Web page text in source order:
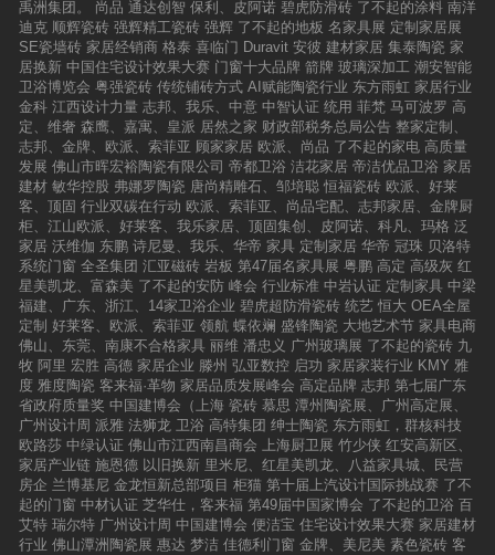
禹洲集团。
尚品 通达创智 保利、皮阿诺 碧虎防滑砖 了不起的涂料 南洋
迪克 顺辉瓷砖 强辉精工瓷砖 强辉 了不起的地板 名家具展 定制家居展
SE瓷墙砖 家居经销商 格泰 喜临门 Duravit 安彼 建材家居 集泰陶瓷 家
居换新 中国住宅设计效果大赛 门窗十大品牌 箭牌 玻璃深加工 潮安智能
卫浴博览会 粤强瓷砖 传统铺砖方式 AI赋能陶瓷行业 东方雨虹 家居行业
金科 江西设计力量 志邦、我乐、中意 中智认证 统用 菲梵 马可波罗 高
定、维奢 森鹰、嘉寓、皇派 居然之家 财政部税务总局公告 整家定制、
志邦、金牌、欧派、索菲亚 顾家家居 欧派、尚品 了不起的家电 高质量
发展 佛山市晖宏裕陶瓷有限公司 帝都卫浴 洁花家居 帝洁优品卫浴 家居
建材 敏华控股 弗娜罗陶瓷 唐尚精雕石、邹培聪 恒福瓷砖 欧派、好莱
客、顶固 行业双碳在行动 欧派、索菲亚、尚品宅配、志邦家居、金牌厨
柜、江山欧派、好莱客、我乐家居、顶固集创、皮阿诺、科凡、玛格 泛
家居 沃维伽 东鹏 诗尼曼、我乐、华帝 家具 定制家居 华帝 冠珠 贝洛特
系统门窗 全圣集团 汇亚磁砖 岩板 第47届名家具展 粤鹏 高定 高级灰 红
星美凯龙、富森美 了不起的安防 峰会 行业标准 中岩认证 定制家具 中梁
福建、广东、浙江、14家卫浴企业 碧虎超防滑瓷砖 统艺 恒大 OEA全屋
定制 好莱客、欧派、索菲亚 领航 蝶依斓 盛锋陶瓷 大地艺术节 家具电商
佛山、东莞、南康不合格家具 丽维 潘忠义 广州玻璃展 了不起的瓷砖 九
牧 阿里 宏胜 高德 家居企业 滕州 弘亚数控 启功 家居家装行业 KMY 雅
度 雅度陶瓷 客来福·革物 家居品质发展峰会 高定品牌 志邦 第七届广东
省政府质量奖 中国建博会（上海 瓷砖 慕思 潭州陶瓷展、广州高定展、
广州设计周 派雅 法狮龙 卫浴 高特集团 绅士陶瓷 东方雨虹，群核科技
欧路莎 中绿认证 佛山市江西南昌商会 上海厨卫展 竹少侠 红安高新区、
家居产业链 施恩德 以旧换新 里米尼、红星美凯龙、八益家具城、民营
房企 兰博基尼 金龙恒新总部项目 柜猫 第十届上汽设计国际挑战赛 了不
起的门窗 中材认证 芝华仕，客来福 第49届中国家博会 了不起的卫浴 百
艾特 瑞尔特 广州设计周 中国建博会 便洁宝 住宅设计效果大赛 家居建材
行业 佛山潭洲陶瓷展 惠达 梦洁 佳德利门窗 金牌、美尼美 素色瓷砖 客